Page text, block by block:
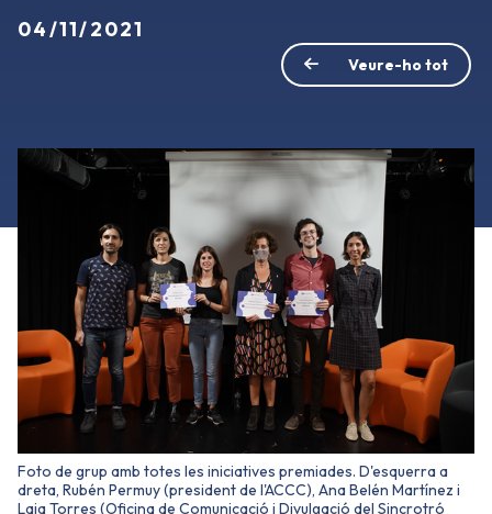
04/11/2021
Veure-ho tot
Foto de grup amb totes les iniciatives premiades. D'esquerra a
dreta, Rubén Permuy (president de l'ACCC), Ana Belén Martínez i
Laia Torres (Oficina de Comunicació i Divulgació del Sincrotró